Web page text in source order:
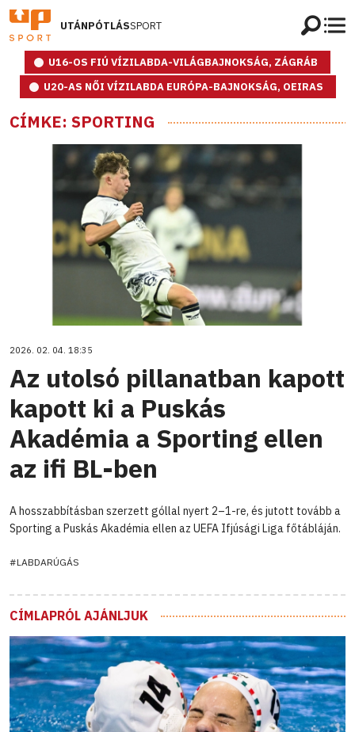
UTÁNPÓTLÁSSPORT
U16-OS FIÚ VÍZILABDA-VILÁGBAJNOKSÁG, ZÁGRÁB
U20-AS NŐI VÍZILABDA EURÓPA-BAJNOKSÁG, OEIRAS
CÍMKE: SPORTING
2026. 02. 04. 18:35
Az utolsó pillanatban kapott
kapott ki a Puskás
Akadémia a Sporting ellen
az ifi BL-ben
A hosszabbításban szerzett góllal nyert 2–1-re, és jutott tovább a
Sporting a Puskás Akadémia ellen az UEFA Ifjúsági Liga főtábláján.
#LABDARÚGÁS
CÍMLAPRÓL AJÁNLJUK